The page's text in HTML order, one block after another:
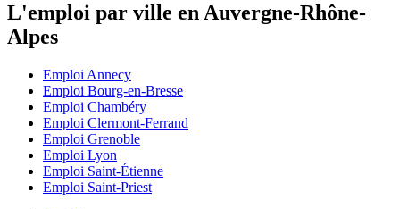
L'emploi par ville en Auvergne-Rhône-
Alpes
Emploi Annecy
Emploi Bourg-en-Bresse
Emploi Chambéry
Emploi Clermont-Ferrand
Emploi Grenoble
Emploi Lyon
Emploi Saint-Étienne
Emploi Saint-Priest